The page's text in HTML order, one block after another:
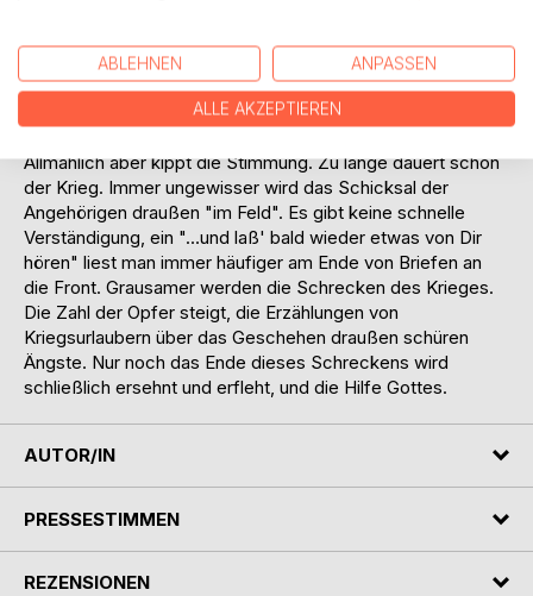
erfreut, wie alle seine Mitschüler, nun endlich Soldat zu
werden und "dem Franzmann eine zu verpassen". Stolz
erfüllt die Väter über solche Söhne.
Allmählich aber kippt die Stimmung. Zu lange dauert schon
der Krieg. Immer ungewisser wird das Schicksal der
Angehörigen draußen "im Feld". Es gibt keine schnelle
Verständigung, ein "…und laß' bald wieder etwas von Dir
hören" liest man immer häufiger am Ende von Briefen an
die Front. Grausamer werden die Schrecken des Krieges.
Die Zahl der Opfer steigt, die Erzählungen von
Kriegsurlaubern über das Geschehen draußen schüren
Ängste. Nur noch das Ende dieses Schreckens wird
schließlich ersehnt und erfleht, und die Hilfe Gottes.
AUTOR/IN
PRESSESTIMMEN
REZENSIONEN
ABLEHNEN ANPASSEN
ALLE AKZEPTIEREN